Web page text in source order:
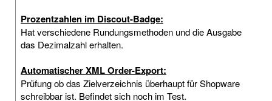
Prozentzahlen im Discout-Badge:
Hat verschiedene Rundungsmethoden und die Ausgabe
das Dezimalzahl erhalten.
Automatischer XML Order-Export:
Prüfung ob das Zielverzeichnis überhaupt für Shopware
schreibbar ist. Befindet sich noch im Test.